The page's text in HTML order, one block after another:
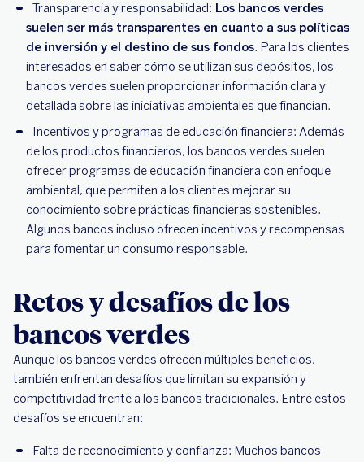
Transparencia y responsabilidad: Los bancos verdes
suelen ser más transparentes en cuanto a sus políticas
de inversión y el destino de sus fondos. Para los clientes
interesados ​​en saber cómo se utilizan sus depósitos, los
bancos verdes suelen proporcionar información clara y
detallada sobre las iniciativas ambientales que financian.
Incentivos y programas de educación financiera: Además
de los productos financieros, los bancos verdes suelen
ofrecer programas de educación financiera con enfoque
ambiental, que permiten a los clientes mejorar su
conocimiento sobre prácticas financieras sostenibles.
Algunos bancos incluso ofrecen incentivos y recompensas
para fomentar un consumo responsable.
Retos y desafíos de los
bancos verdes
Aunque los bancos verdes ofrecen múltiples beneficios,
también enfrentan desafíos que limitan su expansión y
competitividad frente a los bancos tradicionales. Entre estos
desafíos se encuentran:
Falta de reconocimiento y confianza: Muchos bancos